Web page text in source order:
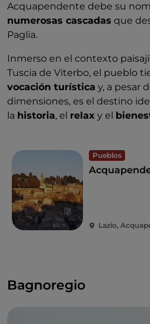
Acquapendente debe su
numerosas cascadas que
Paglia.
Inmerso en el contexto
Tuscia de Viterbo, el pueblo
vocación turística y, a pesar
dimensiones, es el destino
la historia, el relax y el
Pueblos
Lazio,
Bagnoregio